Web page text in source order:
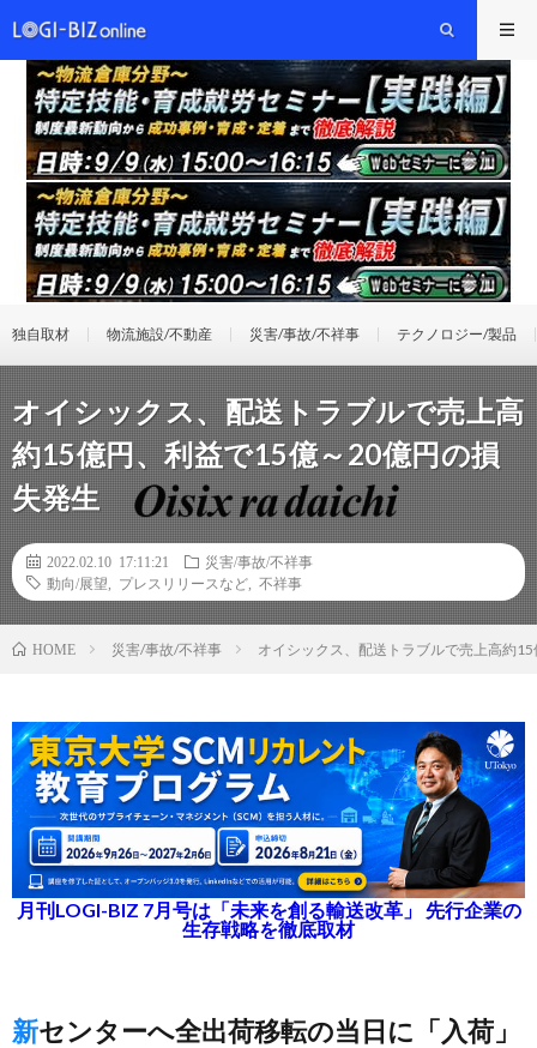
独自取材 物流施設/不動産 災害/事故/不祥事 テクノロジー/製品
オイシックス、配送トラブルで売上高
約15億円、利益で15億～20億円の損
失発生
2022.02.10 17:11:21
災害/事故/不祥事
動向/展望
プレスリリースなど 不祥事
HOME 災害/事故/不祥事 オイシックス、配送トラブルで売上高約
月刊LOGI-BIZ 7月号は「未来を創る輸送改革」 先行企業の
生存戦略を徹底取材
新センターへ全出荷移転の当日に「入荷」